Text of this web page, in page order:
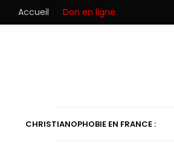
Accueil Don en ligne
CHRISTIANOPHOBIE EN FRANCE :